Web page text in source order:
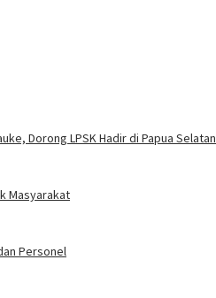
Dorong LPSK Hadir di Papua Selatan
Masyarakat
Personel